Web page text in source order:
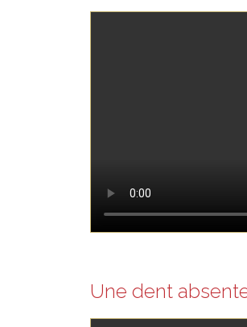
Une dent